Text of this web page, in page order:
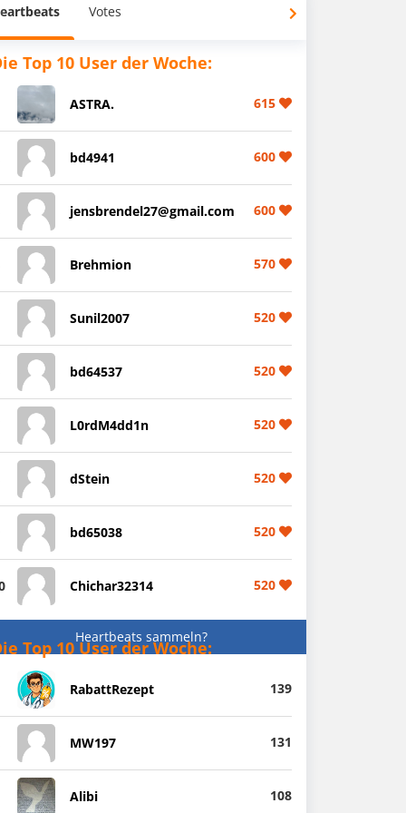
Votes
Top 10 User der Woche:
ASTRA. 615
bd4941 600
jensbrendel27@gmail.com 600
Brehmion 570
Sunil2007 520
bd64537 520
L0rdM4dd1n 520
dStein 520
bd65038 520
Chichar32314 520
Heartbeats sammeln?
Top 10 User der Woche:
RabattRezept 139
MW197 131
Alibi 108